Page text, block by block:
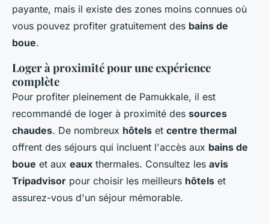
payante, mais il existe des zones moins connues où
vous pouvez profiter gratuitement des bains de
boue.
Loger à proximité pour une expérience
complète
Pour profiter pleinement de Pamukkale, il est
recommandé de loger à proximité des sources
chaudes. De nombreux hôtels et centre thermal
offrent des séjours qui incluent l'accès aux bains de
boue et aux eaux thermales. Consultez les avis
Tripadvisor pour choisir les meilleurs hôtels et
assurez-vous d'un séjour mémorable.